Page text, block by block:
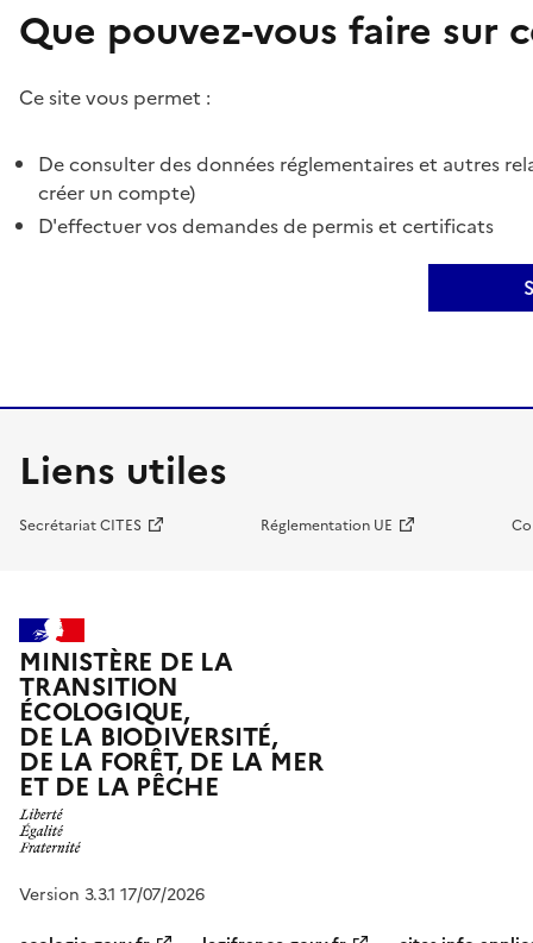
Que pouvez-vous faire sur
Ce site vous permet :
De consulter des données réglementaires et autres
créer un compte)
D'effectuer vos demandes de permis et certificats
Liens utiles
Secrétariat CITES Réglementation UE
MINISTÈRE DE LA
TRANSITION
ÉCOLOGIQUE,
DE LA BIODIVERSITÉ,
DE LA FORÊT, DE LA MER
ET DE LA PÊCHE
Version 3.3.1 17/07/2026